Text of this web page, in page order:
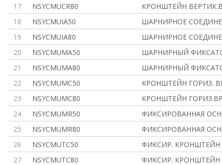
17
NSYCMUCR80
КРОНШТЕЙН
18
NSYCMUIA50
ШАРНИРНОЕ
19
NSYCMUIA80
ШАРНИРНОЕ
20
NSYCMUMA50
ШАРНИРНЫЙ
21
NSYCMUMA80
ШАРНИРНЫЙ
22
NSYCMUMC50
КРОНШТЕЙН ГОРИЗ.
23
NSYCMUMC80
КРОНШТЕЙН
24
NSYCMUMR50
ФИКСИРОВАННАЯ
25
NSYCMUMR80
ФИКСИРОВАННАЯ
26
NSYCMUTC50
ФИКСИР. КРОНШТЕЙН
27
NSYCMUTC80 ФИКСИР. КРОНШТЕЙН